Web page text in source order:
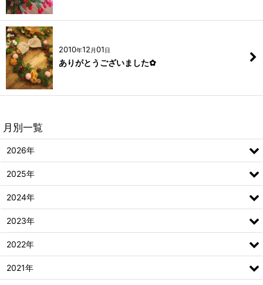
2010年12 月01日
ありがとうございました✿
月別一覧
2026年
2025年
2024年
2023年
2022年
2021年